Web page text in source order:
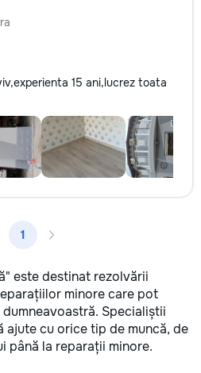
15 ani,lucrez toata
1
este destinat rezolvării
minore care pot
Specialiștii
cu orice tip de muncă, de
până la reparații minore.